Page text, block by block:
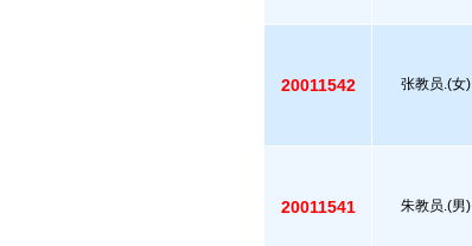
20011542 张教员.(女)
20011541 朱教员.(男)